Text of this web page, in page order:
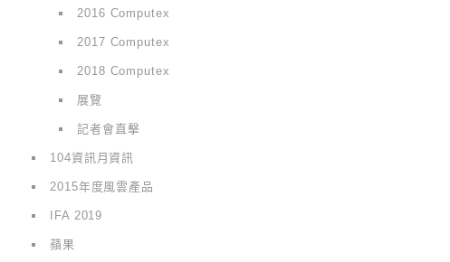
2016 Computex
2017 Computex
2018 Computex
展覽
記者會直擊
104資訊月資訊
2015年度風雲產品
IFA 2019
蘋果